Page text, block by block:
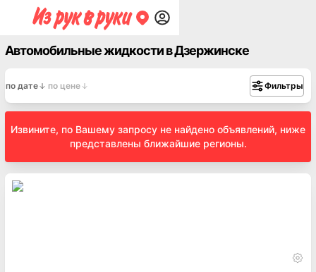
Автомобильные жидкости в Дзержинске
по дате по цене Фильтры
Извините, по Вашему запросу не найдено объявлений, ниже
представлены ближайшие регионы.